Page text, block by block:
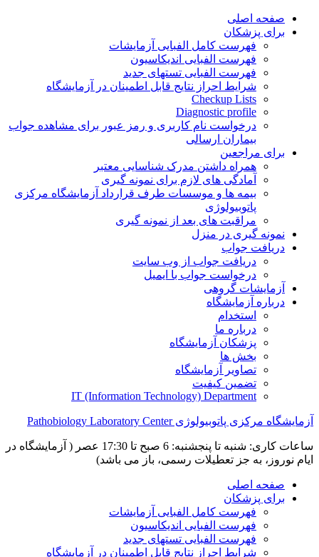
Skip
صفحه اصلی
برای پزشکان
فهرست کامل الفبایی آزمایشات
فهرست الفبایی اندیکاسیون
فهرست الفبایی تستهای جدید
شرایط احراز نتایج قابل اطمینان در آزمایشگاه
Checkup Lists
Diagnostic profile
درخواست نام کاربری و رمز عبور برای مشاهده جواب
بیماران ارسالی
برای مراجعین
همراه داشتن مدرک شناسایی معتبر
آمادگی های لازم برای نمونه گیری
بیمه ها و موسسات طرف قرارداد آزمایشگاه مرکزی
پاتوبیولوژی
مراقبت های بعد از نمونه گیری
نمونه گیری در منزل
دریافت جواب
دریافت جواب از وب سایت
درخواست جواب با ایمیل
آزمایشات گروهی
درباره آزمایشگاه
استخدام
درباره ما
پزشکان آزمایشگاه
بخش ها
تصاویر آزمایشگاه
تضمین کیفیت
IT (Information Technology) Department
آزمایشگاه مرکزی پاتوبیولوژی Pathobiology Laboratory Center
ساعات کاری: شنبه تا پنجشنبه: 6 صبح تا 17:30 عصر ( آزمایشگاه در
ایام نوروز، به جز تعطیلات رسمی، باز می باشد)
صفحه اصلی
برای پزشکان
فهرست کامل الفبایی آزمایشات
فهرست الفبایی اندیکاسیون
فهرست الفبایی تستهای جدید
شرایط احراز نتایج قابل اطمینان در آزمایشگاه